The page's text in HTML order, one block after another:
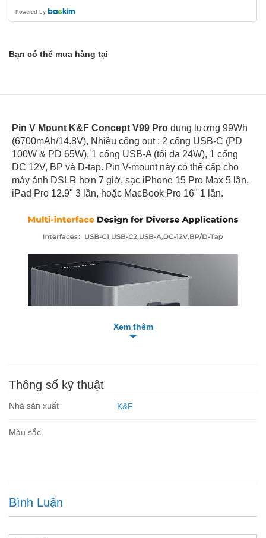
Powered by
Bạn có thể mua hàng tại
Pin V Mount K&F Concept V99 Pro dung lượng 99Wh
(6700mAh/14.8V), Nhiều cổng out : 2 cổng USB-C (PD
100W & PD 65W), 1 cổng USB-A (tối đa 24W), 1 cổng
DC 12V, BP và D-tap. Pin V-mount này có thể cấp cho
máy ảnh DSLR hơn 7 giờ, sạc iPhone 15 Pro Max 5 lần,
iPad Pro 12.9" 3 lần, hoặc MacBook Pro 16" 1 lần.
Kết nối đầu ra
Thời gian sạc: Khoảng 3 giờ (tùy thuộc vào bộ sạc)
Xem thêm
Thông số kỹ thuật
Nhà sản xuất K&F
Màu sắc
Bình Luận